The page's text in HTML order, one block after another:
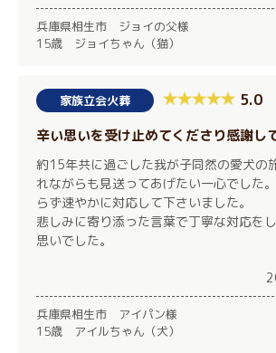
兵庫県相生市 ジョイの父様
15歳 ジョイちゃん（猫）
家族立会火葬 5.0
辛い思いを受け止めてくださり感謝し
約15年共に過ごした我が子同然の愛犬の
れながらも見送ってあげたい一心でした
らず速やかに対応して下さいました。
悲しみに寄り添った言葉で丁寧な対応を
思いでした。
兵庫県相生市 アイパン様
15歳 アイルちゃん（犬）